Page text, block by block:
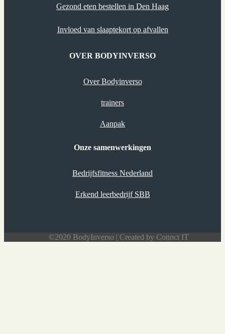
Gezond eten bestellen in Den Haag
Invloed van slaaptekort op afvallen
OVER BODYINVERSO
Over Bodyinverso
trainers
Aanpak
Onze samenwerkingen
Bedrijfsfitness Nederland
Erkend leerbedrijf SBB
©2020 BodyInverso | Created by Connct IT